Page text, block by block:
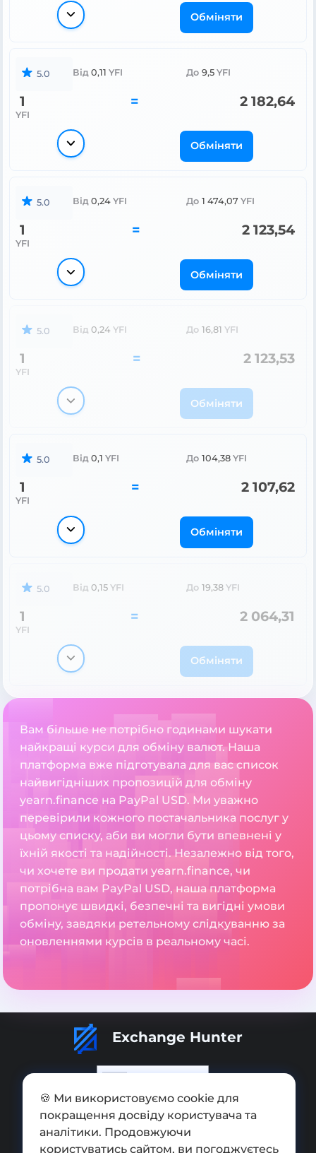
Обміняти
5.0 Від 0,11 YFI До 9,5 YFI
1
YFI
= 2 182,64
Обміняти
5.0 Від 0,24 YFI До 1 474,07 YFI
1
YFI
= 2 123,54
Обміняти
5.0 Від 0,24 YFI До 16,81 YFI
1
YFI
= 2 123,53
Обміняти
5.0 Від 0,1 YFI До 104,38 YFI
1
YFI
= 2 107,62
Обміняти
5.0 Від 0,15 YFI До 19,38 YFI
1
YFI
= 2 064,31
Обміняти
Вам більше не потрібно годинами шукати
найкращі курси для обміну валют. Наша
платформа вже підготувала для вас список
найвигідніших пропозицій для обміну
yearn.finance на PayPal USD. Ми уважно
перевірили кожного постачальника послуг у
цьому списку, аби ви могли бути впевнені у
їхній якості та надійності. Незалежно від того,
чи хочете ви продати yearn.finance, чи
потрібна вам PayPal USD, наша платформа
пропонує швидкі, безпечні та вигідні умови
обміну, завдяки ретельному слідкуванню за
оновленнями курсів в реальному часі.
Exchange Hunter
Додати обмінник
Мапа сайту
🍪 Ми використовуємо cookie для
покращення досвіду користувача та
аналітики. Продовжуючи
користуватись сайтом, ви погоджуєтесь